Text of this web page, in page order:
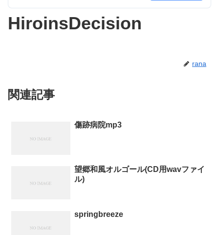
HiroinsDecision
rana
関連記事
傷跡病院mp3
望郷和風オルゴール(CD用wavファイ
ル)
springbreeze